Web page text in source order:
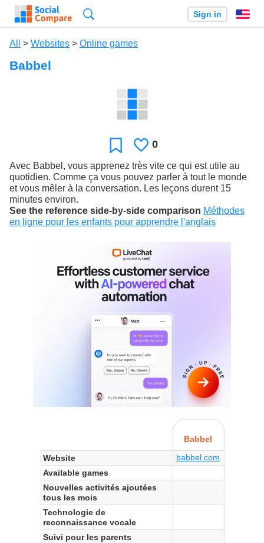
Sign in
All > Websites > Online games
Babbel
FavoriteLikes
0
Avec Babbel, vous apprenez très vite ce qui est utile au
quotidien. Comme ça vous pouvez parler à tout le monde
et vous mêler à la conversation. Les leçons durent 15
minutes environ.
See the reference side-by-side comparison Méthodes
en ligne pour les enfants pour apprendre l'anglais
Babbel
Website
babbel.com
Available games
Nouvelles activités ajoutées
tous les mois
Technologie de
reconnaissance vocale
Suivi pour les parents